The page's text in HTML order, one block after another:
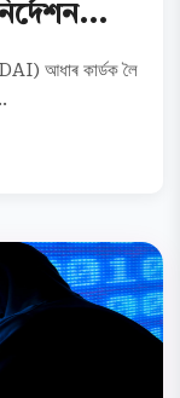
আধাৰ কাৰ্ডক লৈ